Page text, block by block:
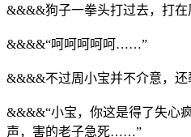
&&&&狗子一拳头打过去，打在
&&&&“呵呵呵呵呵……”
&&&&不过周小宝并不介意，还
&&&&“小宝，你这是得了失心
声，害的老子急死……”